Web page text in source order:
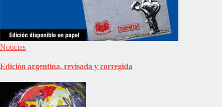
Noticias
Edición argentina, revisada y corregida